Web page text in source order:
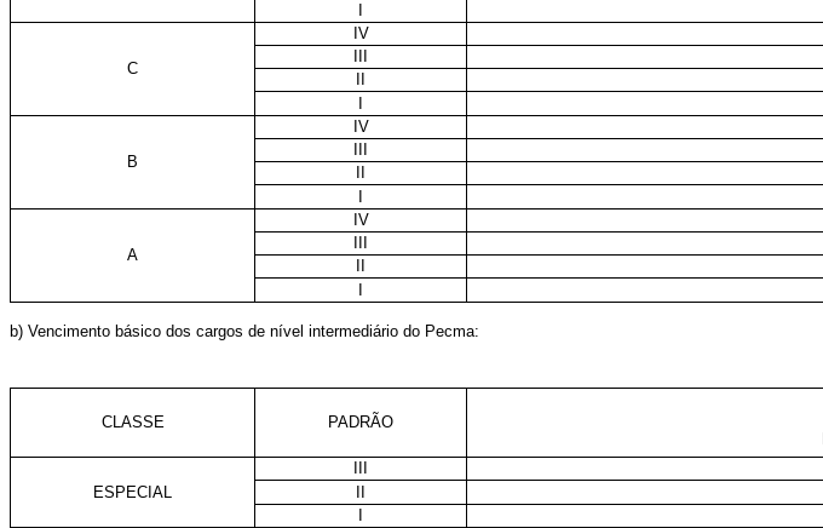
C
IV
B
IV
A
IV
b) Vencimento básico dos cargos de nível intermediário do Pecma:
CLASSE PADRÃO
ESPECIAL